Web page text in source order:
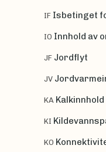
IF Isbetinget
IO Innhold av
JF Jordflyt
JV
KA Kalkinnhold
KI
KO